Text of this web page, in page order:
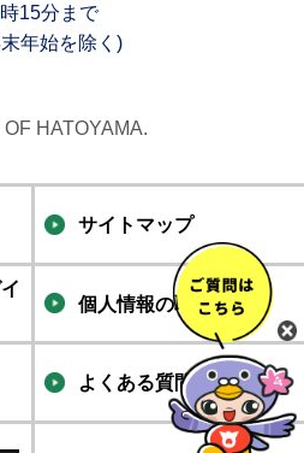
15分まで
年始を除く)
HATOYAMA.
サイトマップ
個人情報の取り扱い
よくある質問集